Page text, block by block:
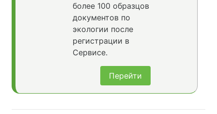
более 100 образцов
документов по
экологии после
регистрации в
Сервисе.
Перейти